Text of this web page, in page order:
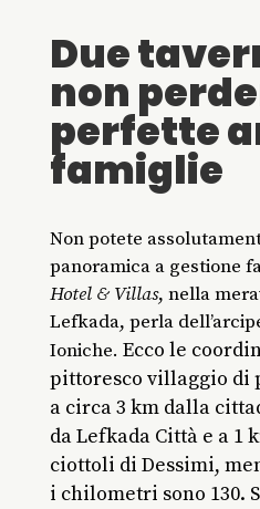
Due
non
perfette
famiglie
Non potete
panoramica a gestione
Hotel & Villas, nella
Lefkada, perla
Ioniche. Ecco le
pittoresco villaggio di
a circa 3 km dalla
da Lefkada Città e a 1
ciottoli di Dessimi,
i chilometri sono 130.